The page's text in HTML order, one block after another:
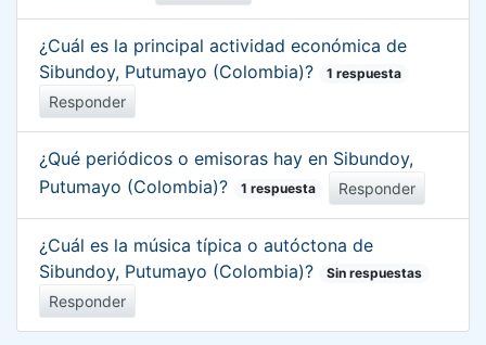
¿Cuál es la principal actividad económica de
Sibundoy, Putumayo (Colombia)?
1 respuesta
Responder
¿Qué periódicos o emisoras hay en Sibundoy,
Putumayo (Colombia)?
1 respuesta Responder
¿Cuál es la música típica o autóctona de
Sibundoy, Putumayo (Colombia)?
Sin respuestas
Responder